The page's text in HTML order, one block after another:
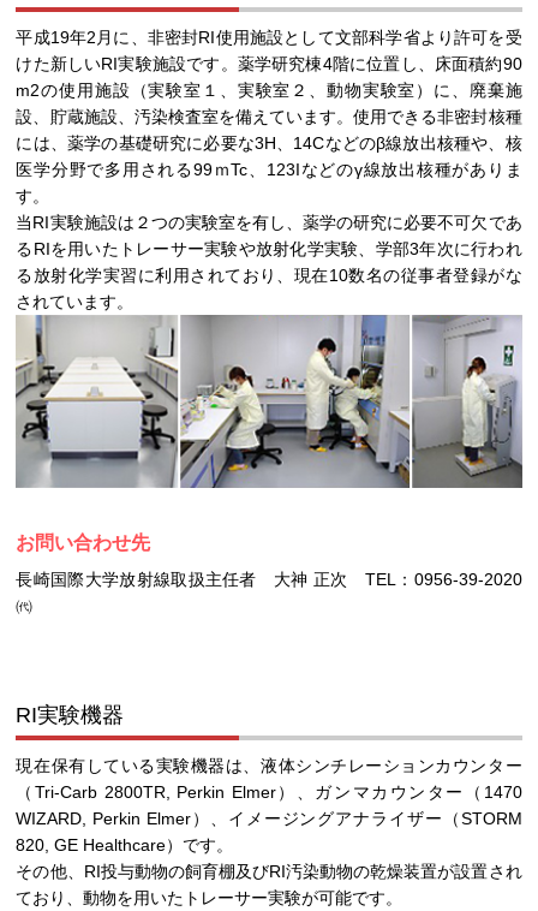
平成19年2月に、非密封RI使用施設として文部科学省より許可を受
けた新しいRI実験施設です。薬学研究棟4階に位置し、床面積約90
m2の使用施設（実験室１、実験室２、動物実験室）に、廃棄施
設、貯蔵施設、汚染検査室を備えています。使用できる非密封核種
には、薬学の基礎研究に必要な3H、14Cなどのβ線放出核種や、核
医学分野で多用される99ｍTc、123Iなどのγ線放出核種がありま
す。
当RI実験施設は２つの実験室を有し、薬学の研究に必要不可欠であ
るRIを用いたトレーサー実験や放射化学実験、学部3年次に行われ
る放射化学実習に利用されており、現在10数名の従事者登録がな
されています。
お問い合わせ先
長崎国際大学放射線取扱主任者 大神 正次 TEL：0956-39-2020
㈹
RI実験機器
現在保有している実験機器は、液体シンチレーションカウンター
（Tri-Carb 2800TR, Perkin Elmer）、ガンマカウンター（1470
WIZARD, Perkin Elmer）、イメージングアナライザー（STORM
820, GE Healthcare）です。
その他、RI投与動物の飼育棚及びRI汚染動物の乾燥装置が設置され
ており、動物を用いたトレーサー実験が可能です。